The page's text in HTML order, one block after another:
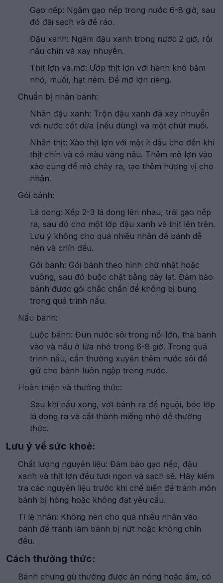
Gạo nếp: Ngâm gạo nếp trong nước 6-8 giờ, sau
đó đãi sạch và để ráo.
Đậu xanh: Ngâm đậu xanh trong nước 2 giờ, rồi
nấu chín và xay nhuyễn.
Thịt lợn và mỡ: Ướp thịt lợn với hành khô băm
nhỏ, muối, hạt nêm. Để mỡ lợn riêng.
Chuẩn bị nhân bánh:
Nhân đậu xanh: Trộn đậu xanh đã xay nhuyễn
với nước cốt dừa (nếu dùng) và một chút muối.
Nhân thịt: Xào thịt lợn với một ít dầu cho đến khi
thịt chín và có màu vàng nâu. Thêm mỡ lợn vào
xào cùng để mỡ chảy ra, tạo thêm hương vị cho
nhân.
Gói bánh:
Lá dong: Xếp 2-3 lá dong lên nhau, trải gạo nếp
ra, sau đó cho một lớp đậu xanh và thịt lên trên.
Lưu ý không cho quá nhiều nhân để bánh dễ
nén và chín đều.
Gói bánh: Gói bánh theo hình chữ nhật hoặc
vuông, sau đó buộc chặt bằng dây lạt. Đảm bảo
bánh được gói chắc chắn để không bị bung
trong quá trình nấu.
Nấu bánh:
Luộc bánh: Đun nước sôi trong nồi lớn, thả bánh
vào và nấu ở lửa nhỏ trong 6-8 giờ. Trong quá
trình nấu, cần thường xuyên thêm nước sôi để
giữ cho bánh luôn ngập trong nước.
Hoàn thiện và thưởng thức:
Sau khi nấu xong, vớt bánh ra để nguội, bóc lớp
lá dong ra và cắt thành miếng nhỏ để thưởng
thức.
Lưu ý về sức khoẻ:
Chất lượng nguyên liệu: Đảm bảo gạo nếp, đậu
xanh và thịt lợn đều tươi ngon và sạch sẽ. Hãy kiểm
tra các nguyên liệu trước khi chế biến để tránh món
bánh bị hỏng hoặc không đạt yêu cầu.
Tỉ lệ nhân: Không nên cho quá nhiều nhân vào
bánh để tránh làm bánh bị nứt hoặc không chín
đều.
Cách thưởng thức:
Bánh chưng gù thường được ăn nóng hoặc ấm, có